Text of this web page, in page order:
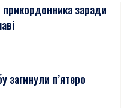
прикордонника заради
загинули п’ятеро